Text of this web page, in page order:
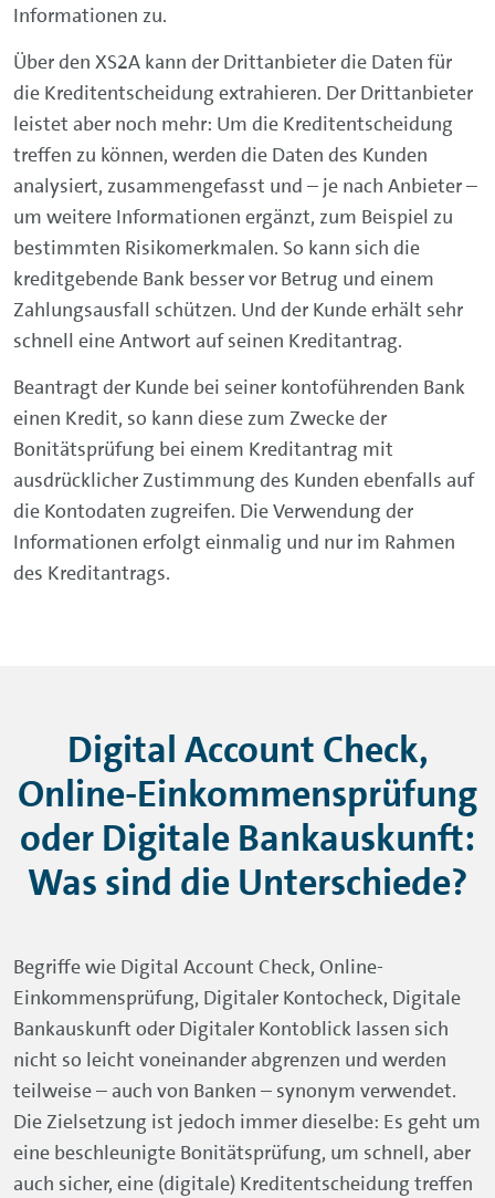
Informationen zu.
Über den XS2A kann der Drittanbieter die Daten für
die Kreditentscheidung extrahieren. Der Drittanbieter
leistet aber noch mehr: Um die Kreditentscheidung
treffen zu können, werden die Daten des Kunden
analysiert, zusammengefasst und – je nach Anbieter –
um weitere Informationen ergänzt, zum Beispiel zu
bestimmten Risikomerkmalen. So kann sich die
kreditgebende Bank besser vor Betrug und einem
Zahlungsausfall schützen. Und der Kunde erhält sehr
schnell eine Antwort auf seinen Kreditantrag.
Beantragt der Kunde bei seiner kontoführenden Bank
einen Kredit, so kann diese zum Zwecke der
Bonitätsprüfung bei einem Kreditantrag mit
ausdrücklicher Zustimmung des Kunden ebenfalls auf
die Kontodaten zugreifen. Die Verwendung der
Informationen erfolgt einmalig und nur im Rahmen
des Kreditantrags.
Digital Account Check,
Online-Einkommensprüfung
oder Digitale Bankauskunft:
Was sind die Unterschiede?
Begriffe wie Digital Account Check, Online-
Einkommensprüfung, Digitaler Kontocheck, Digitale
Bankauskunft oder Digitaler Kontoblick lassen sich
nicht so leicht voneinander abgrenzen und werden
teilweise – auch von Banken – synonym verwendet.
Die Zielsetzung ist jedoch immer dieselbe: Es geht um
eine beschleunigte Bonitätsprüfung, um schnell, aber
auch sicher, eine (digitale) Kreditentscheidung treffen